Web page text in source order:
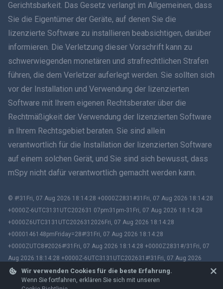
Wir verwenden Cookies für die beste Erfahrung.
Wenn Sie fortfahren, erklären Sie sich mit unseren
हिंदी
עברית
Română
Ελληνικά
Tiếng Việt
繁體中文
Bahasa Melayu
Čeština
Magyar
Български
Gerichtsbarkeit. Das Gesetz verlangt im Allgemeinen, dass
Sie die Eigentümer der Geräte, auf denen Sie die
lizenzierte Software zu installieren beabsichtigen, darüber
informieren. Die Verletzung dieser Vorschrift kann zu
schwerwiegenden monetären und strafrechtlichen Strafen
führen, die dem Verletzer auferlegt werden. Sie sollten sich
vor der Installation und Verwendung der lizenzierten
Software mit Ihrem eigenen Rechtsberater über die
Rechtmäßigkeit der Verwendung der lizenzierten Software
in Ihrem Rechtsgebiet beraten. Sie sind allein
verantwortlich für die Installation der lizenzierten Software
auf einem solchen Gerät, und Sie sind sich bewusst, dass
mSpy nicht dafür verantwortlich gemacht werden kann.
© #!31Fri, 07 Aug 2026 18:14:28 +0000Z2831#31Fri, 07 Aug 2026 18:14:28
+0000Z-6UTC3131UTC202631 07pm31pm-31Fri, 07 Aug 2026 18:14:28
+0000Z6UTC3131UTC2026312026Fri, 07 Aug 2026 18:14:28
+0000146148pmFriday=28#!31Fri, 07 Aug 2026 18:14:28
+0000ZUTC8#2026#!31Fri, 07 Aug 2026 18:14:28 +0000Z2831#/31Fri, 07
Aug 2026 18:14:28 +0000Z-6UTC3131UTC202631#!31Fri, 07 Aug 2026
18:14:28 +0000ZUTC8# mSpy. All trademarks are the property of their
respective owners.